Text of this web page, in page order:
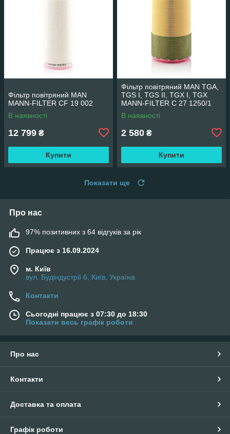
Фільтр повітряний MAN
MANN-FILTER CF 19 002
В наявності
12 799 ₴
Купити
Фільтр повітряний MAN TGA,
TGS I, TGS II, TGX I, TGX
MANN-FILTER C 27 1250/1
В наявності
2 580 ₴
Купити
Показати ще
Про нас
97% позитивних з 64 відгуків за рік
Працює з 16.09.2024
м. Київ
вул. Будіндустрії 6, Київ, Україна
Контакти
Сьогодні працює з 07:30 до 18:30
Показати весь графік роботи
Про нас
Контакти
Доставка та оплата
Графік роботи